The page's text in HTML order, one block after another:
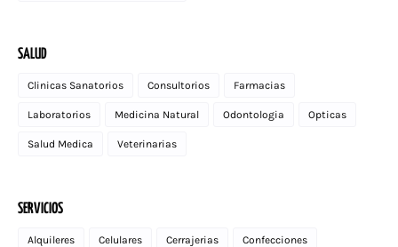
SALUD
Clinicas Sanatorios Consultorios Farmacias
Laboratorios Medicina Natural Odontologia Opticas
Salud Medica Veterinarias
SERVICIOS
Alquileres Celulares Cerrajerias Confecciones